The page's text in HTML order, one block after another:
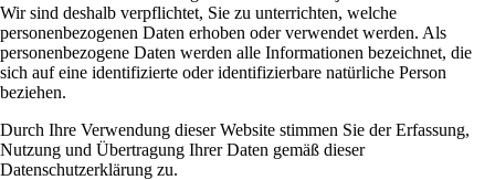
Wir sind deshalb verpflichtet, Sie zu unterrichten, welche
personenbezogenen Daten erhoben oder verwendet werden. Als
personenbezogene Daten werden alle Informationen bezeichnet, die
sich auf eine identifizierte oder identifizierbare natürliche Person
beziehen.
Durch Ihre Verwendung dieser Website stimmen Sie der Erfassung,
Nutzung und Übertragung Ihrer Daten gemäß dieser
Datenschutzerklärung zu.